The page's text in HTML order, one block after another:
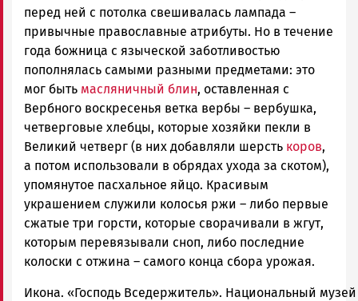
перед ней с потолка свешивалась лампада –
привычные православные атрибуты. Но в течение
года божница с языческой заботливостью
пополнялась самыми разными предметами: это
мог быть масляничный блин, оставленная с
Вербного воскресенья ветка вербы – вербушка,
четверговые хлебцы, которые хозяйки пекли в
Великий четверг (в них добавляли шерсть коров,
а потом использовали в обрядах ухода за скотом),
упомянутое пасхальное яйцо. Красивым
украшением служили колосья ржи – либо первые
сжатые три горсти, которые сворачивали в жгут,
которым перевязывали сноп, либо последние
колоски с отжина – самого конца сбора урожая.
Икона. «Господь Вседержитель». Национальный